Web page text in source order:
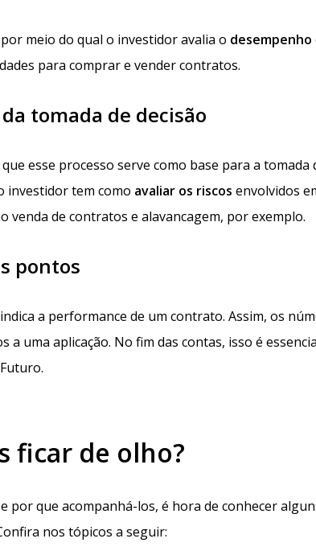
meio do qual o investidor avalia o desempenho
para comprar e vender contratos.
tomada de decisão
esse processo serve como base para a tomada
investidor tem como avaliar os riscos envolvidos
venda de contratos e alavancagem, por exemplo.
pontos
a performance de um contrato. Assim, os
a uma aplicação. No fim das contas, isso é
ficar de olho?
por que acompanhá-los, é hora de conhecer
nos tópicos a seguir: